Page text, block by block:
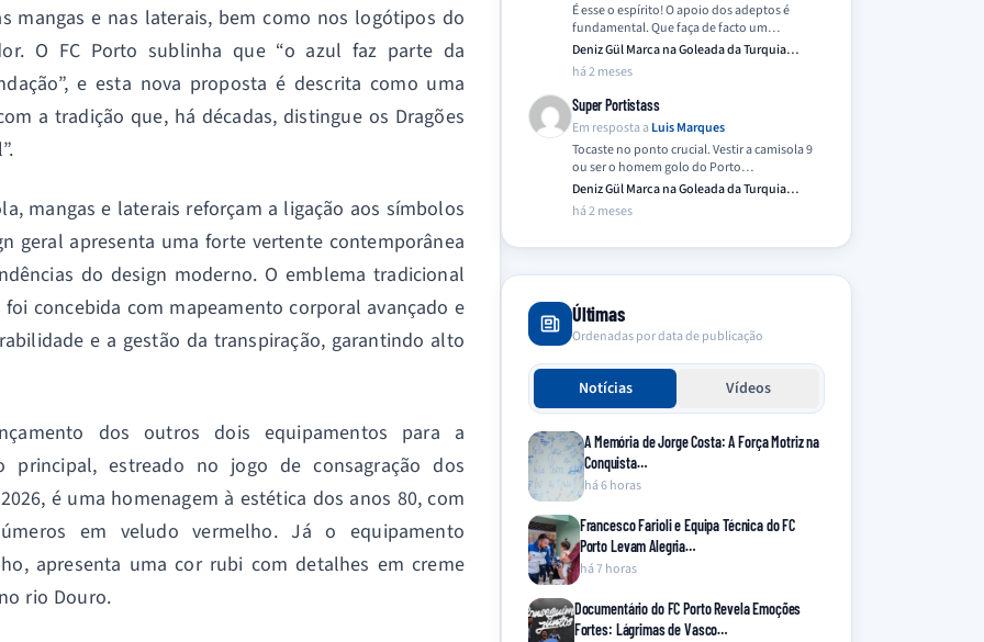
mangas e nas laterais, bem como nos logótipos do
O FC Porto sublinha que “o azul faz parte da
e esta nova proposta é descrita como uma
a tradição que, há décadas, distingue os Dragões
mangas e laterais reforçam a ligação aos símbolos
geral apresenta uma forte vertente contemporânea
do design moderno. O emblema tradicional
concebida com mapeamento corporal avançado e
e a gestão da transpiração, garantindo alto
dos outros dois equipamentos para a
principal, estreado no jogo de consagração dos
é uma homenagem à estética dos anos 80, com
em veludo vermelho. Já o equipamento
apresenta uma cor rubi com detalhes em creme
rio Douro.
É esse o espírito! O apoio dos adeptos é
fundamental. Que faça de facto um…
Deniz Gül Marca na Goleada da Turquia
Frente…
há 2 meses
Super Portistass
Em resposta a Luis Marques
Tocaste no ponto crucial. Vestir a camisola 9
ou ser o homem golo do Porto…
Deniz Gül Marca na Goleada da Turquia
Frente…
há 2 meses
Últimas
Ordenadas por data de publicação
Notícias Vídeos
A Memória de Jorge Costa: A Força Motriz na
Conquista…
há 6 horas
Francesco Farioli e Equipa Técnica do FC
Porto Levam Alegria…
há 7 horas
Documentário do FC Porto Revela Emoções
Fortes: Lágrimas de Vasco…